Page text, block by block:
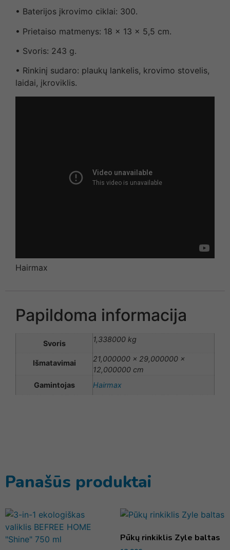
• Baterijos įkrovimo ciklai: 300.
• Prietaiso matmenys: 18 x 13 x 5,5 cm.
• Svoris: 243 g.
• Rinkinį sudaro: plaukų lankelis, krovimo stovelis,
laidai, įkroviklis.
Hairmax
Papildoma informacija
Svoris 1,338000 kg
Išmatavimai
21,000000 × 29,000000 ×
12,000000 cm
Gamintojas
Hairmax
Panašūs produktai
Pūkų rinkiklis Zyle baltas